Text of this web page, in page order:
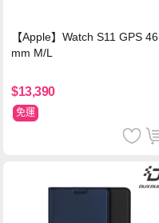
【Apple】Watch S11 GPS 46
mm M/L
$13,390
免運